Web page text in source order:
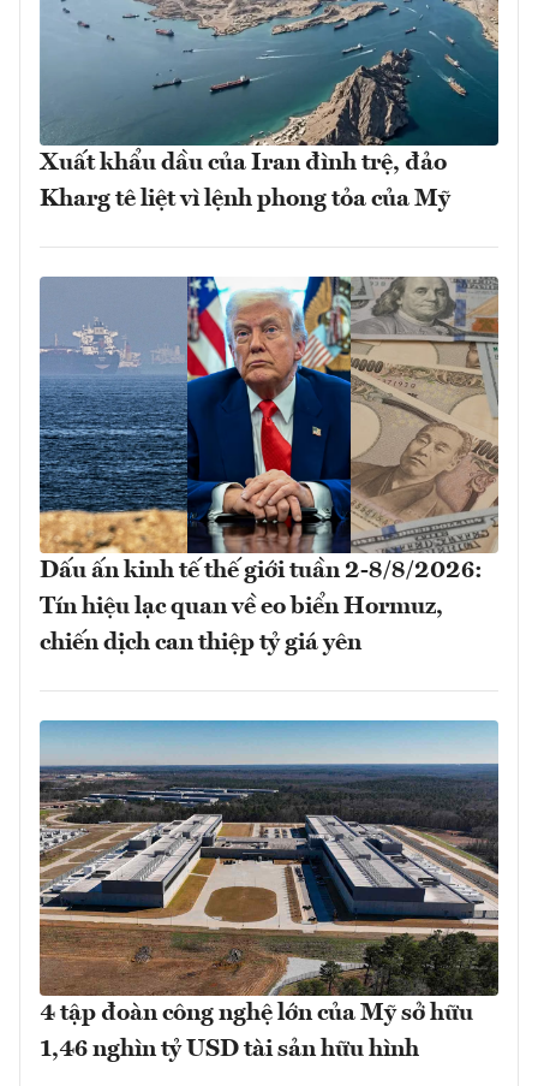
Xuất khẩu dầu của Iran đình trệ, đảo
Kharg tê liệt vì lệnh phong tỏa của Mỹ
Dấu ấn kinh tế thế giới tuần 2-8/8/2026:
Tín hiệu lạc quan về eo biển Hormuz,
chiến dịch can thiệp tỷ giá yên
4 tập đoàn công nghệ lớn của Mỹ sở hữu
1,46 nghìn tỷ USD tài sản hữu hình